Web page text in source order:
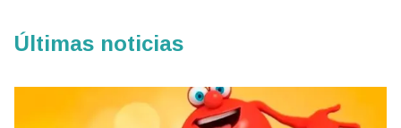
Últimas noticias